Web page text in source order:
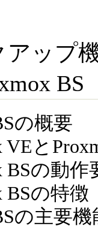
アップ
BS
の概要
VEと
BSの動作
BSの特徴
の主要機